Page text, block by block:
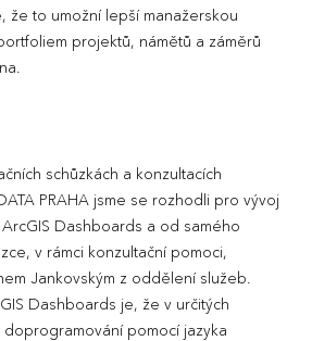
že to umožní lepší manažerskou
projektů, námětů a záměrů
schůzkách a konzultacích
PRAHA jsme se rozhodli pro vývoj
Dashboards a od samého
v rámci konzultační pomoci,
Jankovským z oddělení služeb.
Dashboards je, že v určitých
pomocí jazyka